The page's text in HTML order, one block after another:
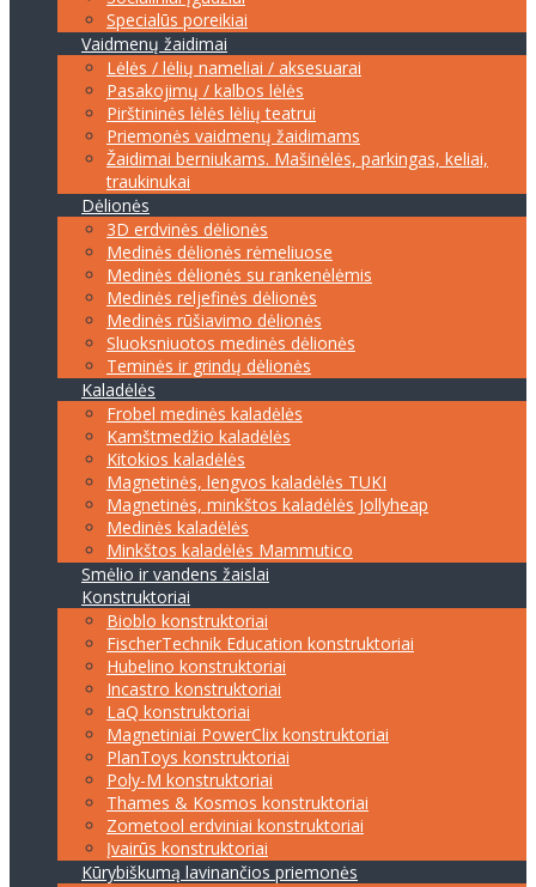
Specialūs poreikiai
Vaidmenų žaidimai
Lėlės / lėlių nameliai / aksesuarai
Pasakojimų / kalbos lėlės
Pirštininės lėlės lėlių teatrui
Priemonės vaidmenų žaidimams
Žaidimai berniukams. Mašinėlės, parkingas, keliai,
traukinukai
Dėlionės
3D erdvinės dėlionės
Medinės dėlionės rėmeliuose
Medinės dėlionės su rankenėlėmis
Medinės reljefinės dėlionės
Medinės rūšiavimo dėlionės
Sluoksniuotos medinės dėlionės
Teminės ir grindų dėlionės
Kaladėlės
Frobel medinės kaladėlės
Kamštmedžio kaladėlės
Kitokios kaladėlės
Magnetinės, lengvos kaladėlės TUKI
Magnetinės, minkštos kaladėlės Jollyheap
Medinės kaladėlės
Minkštos kaladėlės Mammutico
Smėlio ir vandens žaislai
Konstruktoriai
Bioblo konstruktoriai
FischerTechnik Education konstruktoriai
Hubelino konstruktoriai
Incastro konstruktoriai
LaQ konstruktoriai
Magnetiniai PowerClix konstruktoriai
PlanToys konstruktoriai
Poly-M konstruktoriai
Thames & Kosmos konstruktoriai
Zometool erdviniai konstruktoriai
Įvairūs konstruktoriai
Kūrybiškumą lavinančios priemonės